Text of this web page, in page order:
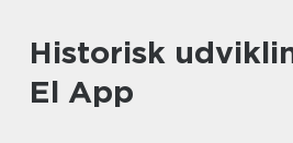
Historisk
El App